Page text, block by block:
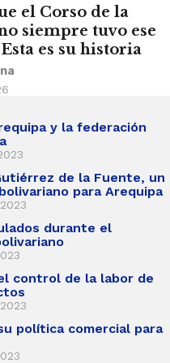
el Corso de la
siempre tuvo ese
es su historia
y la federación
de la Fuente, un
para Arequipa
durante el
control de la labor de
política comercial para